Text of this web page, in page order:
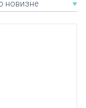
новизне